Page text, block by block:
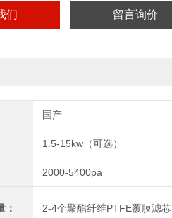
们 留言询价
国产
1.5-15kw（可选）
2000-5400pa
： 2-4个聚酯纤维PTFE覆膜滤芯